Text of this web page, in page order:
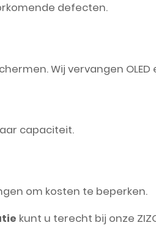
defecten.
Wij vervangen OLED
capaciteit.
om kosten te beperken.
kunt u terecht bij onze